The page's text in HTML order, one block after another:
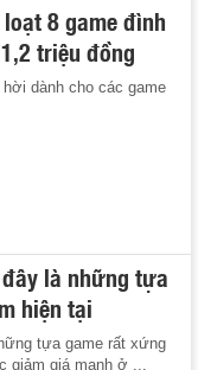
8 game đình
triệu đồng
hời dành cho các game
là những tựa
hiện tại
tựa game rất xứng
giảm giá mạnh ở ...